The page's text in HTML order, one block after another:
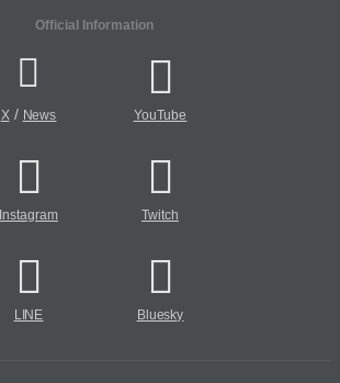
Official Information
X/ News YouTube
Instagram Twitch
LINE Bluesky